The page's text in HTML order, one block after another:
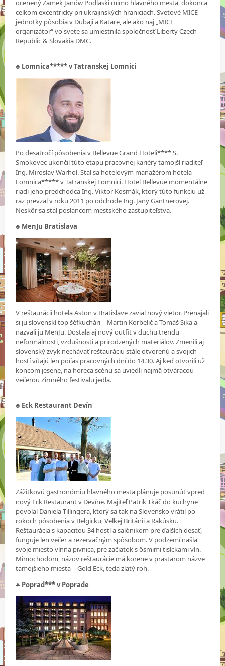
ocenený Zamek Janów Podlaski mimo hlavného mesta, dokonca
celkom excentricky pri ukrajinských hraniciach. Svetové MICE
jednotky pôsobia v Dubaji a Katare, ale ako naj „MICE
organizátor“ vo svete sa umiestnila spoločnosť Liberty Czech
Republic & Slovakia DMC.
♣ Lomnica***** v Tatranskej Lomnici
Po desaťročí pôsobenia v Bellevue Grand Hoteli**** S.
Smokovec ukončil túto etapu pracovnej kariéry tamojší riaditeľ
Ing. Miroslav Warhol. Stal sa hotelovým manažérom hotela
Lomnica***** v Tatranskej Lomnici. Hotel Bellevue momentálne
riadi jeho predchodca Ing. Viktor Kosmák, ktorý túto funkciu už
raz prevzal v roku 2011 po odchode Ing. Jany Gantnerovej.
Neskôr sa stal poslancom mestského zastupiteľstva.
♣ MenJu Bratislava
V reštaurácii hotela Aston v Bratislave zavial nový vietor. Prenajali
si ju slovenskí top šéfkuchári – Martin Korbelič a Tomáš Sika a
nazvali ju MenJu. Dostala aj nový outfit v duchu trendu
neformálnosti, vzdušnosti a prirodzených materiálov. Zmenili aj
slovenský zvyk nechávať reštauráciu stále otvorenú a svojich
hostí vítajú len počas pracovných dní do 14.30. Aj keď otvorili už
koncom jesene, na horeca scénu sa uviedli najmä otváracou
večerou Zimného festivalu jedla.
♣ Eck Restaurant Devín
Zážitkovú gastronómiu hlavného mesta plánuje posunúť vpred
nový Eck Restaurant v Devíne. Majiteľ Patrik Tkáč do kuchyne
povolal Daniela Tillingera, ktorý sa tak na Slovensko vrátil po
rokoch pôsobenia v Belgicku, Veľkej Británii a Rakúsku.
Reštaurácia s kapacitou 34 hostí a salónikom pre ďalších desať,
funguje len večer a rezervačným spôsobom. V podzemí našla
svoje miesto vínna pivnica, pre začiatok s ôsmimi tisíckami vín.
Mimochodom, názov reštaurácie má korene v prastarom názve
tamojšieho miesta – Gold Eck, teda zlatý roh.
♣ Poprad*** v Poprade